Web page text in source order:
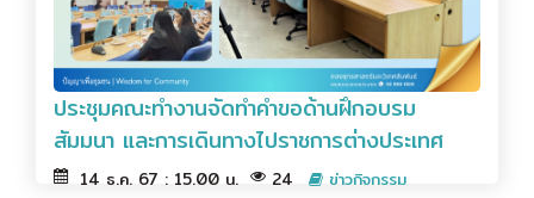
ประชุมคณะทำงานจัดทำคำขอด้านฝึกอบรม
สัมมนา และการเดินทางไปราชการต่างประเทศ
14 ธ.ค. 67 : 15.00 น. 24 ข่าวกิจกรรม